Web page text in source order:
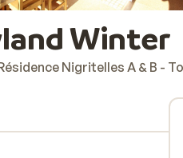
Winter
Nigritelles A & B -